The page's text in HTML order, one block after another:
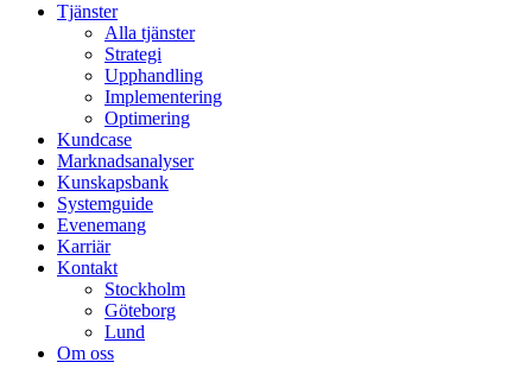
Tjänster
Alla tjänster
Strategi
Upphandling
Implementering
Optimering
Kundcase
Marknadsanalyser
Kunskapsbank
Systemguide
Evenemang
Karriär
Kontakt
Stockholm
Göteborg
Lund
Om oss